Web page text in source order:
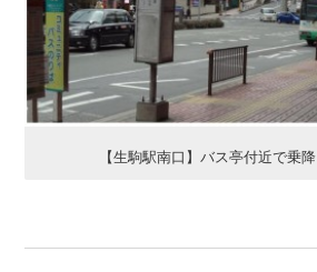
【生駒駅南口】バス亭付近で乗降